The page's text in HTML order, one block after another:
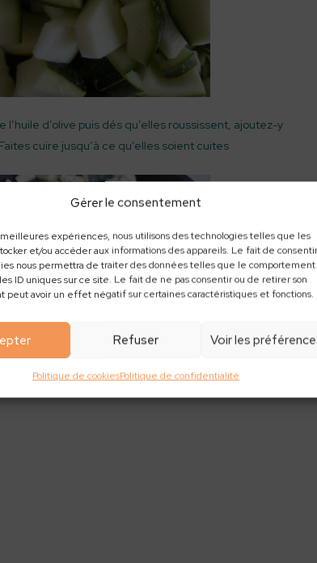
Gérer le consentement
expériences, nous utilisons des technologies telles que les
et/ou accéder aux informations des appareils. Le fait de
nous permettra de traiter des données telles que le
ID uniques sur ce site. Le fait de ne pas consentir ou de retirer son
peut avoir un effet négatif sur certaines caractéristiques et fonctions.
Refuser Voir les
Politique de cookiesPolitique de confidentialité
d’olive puis dés qu’elles roussissent, ajoutez-y
cuire jusqu’à ce qu’elles soient cuites
coupées en carrés.